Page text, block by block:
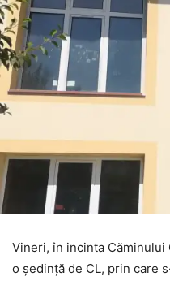
Vineri, în incinta Căminului
o ședință de CL, prin care